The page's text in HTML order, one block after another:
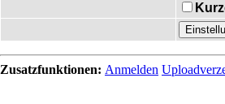
Zusatzfunktionen: Anmelden